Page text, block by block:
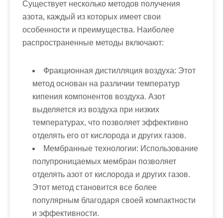
Существует несколько методов получения
азота, каждый из которых имеет свои
особенности и преимущества. Наиболее
распространенные методы включают:
Фракционная дистилляция воздуха: Этот
метод основан на различии температур
кипения компонентов воздуха. Азот
выделяется из воздуха при низких
температурах, что позволяет эффективно
отделять его от кислорода и других газов.
Мембранные технологии: Использование
полупроницаемых мембран позволяет
отделять азот от кислорода и других газов.
Этот метод становится все более
популярным благодаря своей компактности
и эффективности.